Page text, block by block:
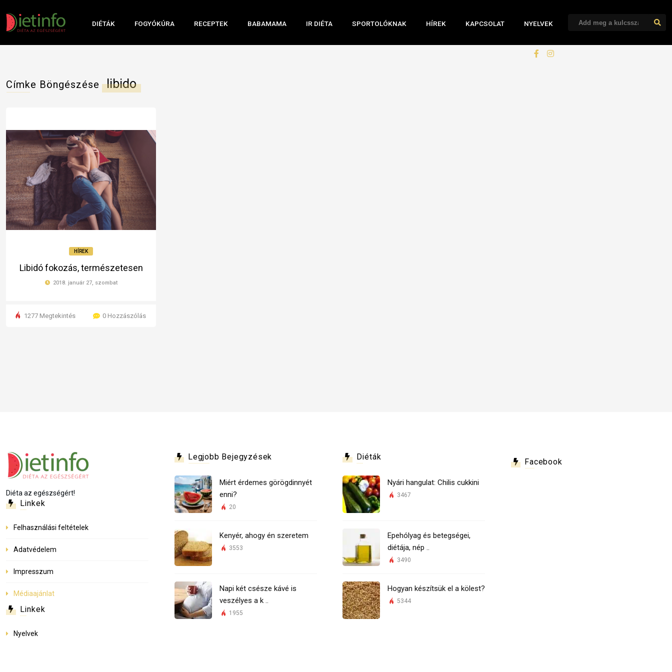
DIÉTÁK FOGYÓKÚRA RECEPTEK BABAMAMA IR DIÉTA SPORTOLÓKNAK HÍREK KAPCSOLAT NYELVEK
Címke Böngészése libido
HÍREK
Libidó fokozás, természetesen
2018. január 27, szombat
1277 Megtekintés 0 Hozzászólás
Diéta az egészségért!
Linkek
Felhasználási feltételek
Adatvédelem
Impresszum
Médiaajánlat
Linkek
Nyelvek
Legjobb Bejegyzések
Miért érdemes görögdinnyét
enni?
20
Kenyér, ahogy én szeretem
3553
Napi két csésze kávé is
veszélyes a k ..
1955
Diéták
Nyári hangulat: Chilis cukkini
3467
Epehólyag és betegségei,
diétája, nép ..
3490
Hogyan készítsük el a kölest?
5344
Facebook